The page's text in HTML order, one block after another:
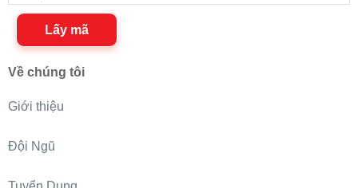
Lấy mã
Về chúng tôi
Giới thiệu
Đội Ngũ